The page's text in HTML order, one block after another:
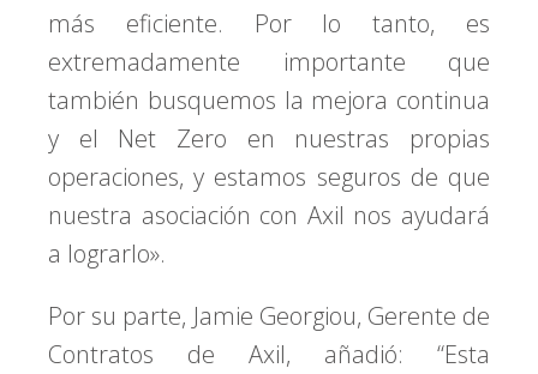
más eficiente. Por lo tanto, es
extremadamente importante que
también busquemos la mejora continua
y el Net Zero en nuestras propias
operaciones, y estamos seguros de que
nuestra asociación con Axil nos ayudará
a lograrlo».
Por su parte, Jamie Georgiou, Gerente de
Contratos de Axil, añadió: “Esta